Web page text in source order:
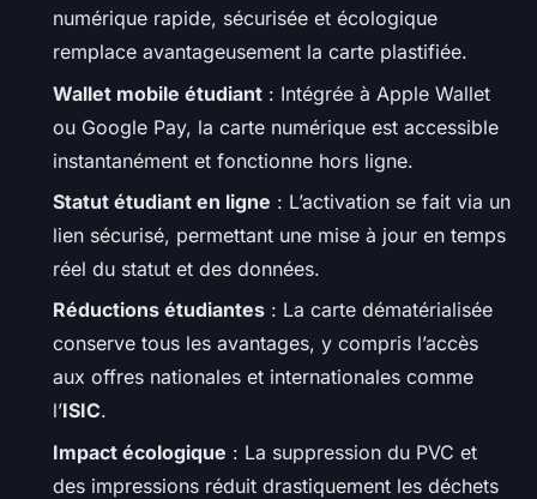
Nicet•27/05/2026 09:14 •10 min de lecture
numérique rapide, sécurisée et écologique
remplace avantageusement la carte plastifiée.
Wallet mobile étudiant : Intégrée à Apple Wallet
ou Google Pay, la carte numérique est accessible
instantanément et fonctionne hors ligne.
Statut étudiant en ligne : L’activation se fait via un
lien sécurisé, permettant une mise à jour en temps
réel du statut et des données.
Réductions étudiantes : La carte dématérialisée
conserve tous les avantages, y compris l’accès
aux offres nationales et internationales comme
l’ISIC.
Impact écologique : La suppression du PVC et
des impressions réduit drastiquement les déchets